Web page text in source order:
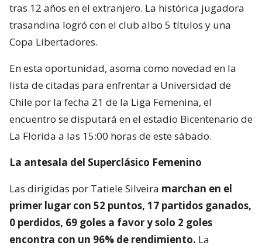
tras 12 años en el extranjero. La histórica jugadora
trasandina logró con el club albo 5 títulos y una
Copa Libertadores.
En esta oportunidad, asoma como novedad en la
lista de citadas para enfrentar a Universidad de
Chile por la fecha 21 de la Liga Femenina, el
encuentro se disputará en el estadio Bicentenario de
La Florida a las 15:00 horas de este sábado.
La antesala del Superclásico Femenino
Las dirigidas por Tatiele Silveira marchan en el
primer lugar con 52 puntos, 17 partidos ganados,
0 perdidos, 69 goles a favor y solo 2 goles
encontra con un 96% de rendimiento. La